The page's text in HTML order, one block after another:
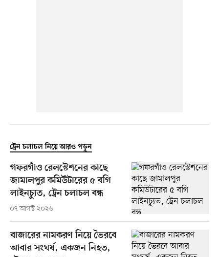
ট্রেন চলাচল নিয়ে আরও পড়ুন
গফরগাঁও রেলস্টেশনের কাছে
জামালপুর কমিউটারের ৫ বগি
লাইনচ্যুত, ট্রেন চলাচল বন্ধ
০৭ আগস্ট ২০২৬
বাজারের নামকরণ নিয়ে ভৈরবে
আবার সংঘর্ষ, একজন নিহত,